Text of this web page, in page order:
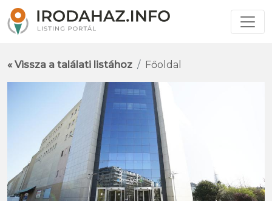
« Vissza a találati listához Főoldal